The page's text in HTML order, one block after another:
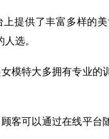
上提供了丰富多样的
选。
模特大多拥有专业
客可以通过在线平